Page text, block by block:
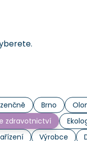
Brno
zdravotnictví
Výrobce